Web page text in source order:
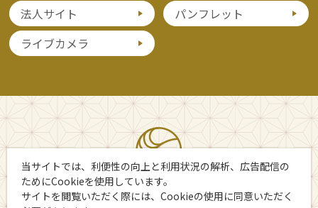
法人サイト
パンフレット
ライブカメラ
当サイトでは、利便性の向上と利用状況の解析、広告配信の
ためにCookieを使用しています。
サイトを閲覧いただく際には、Cookieの使用に同意いただく